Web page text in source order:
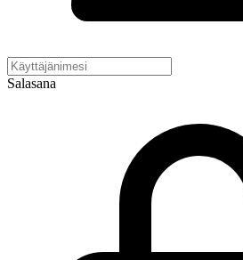
Salasana